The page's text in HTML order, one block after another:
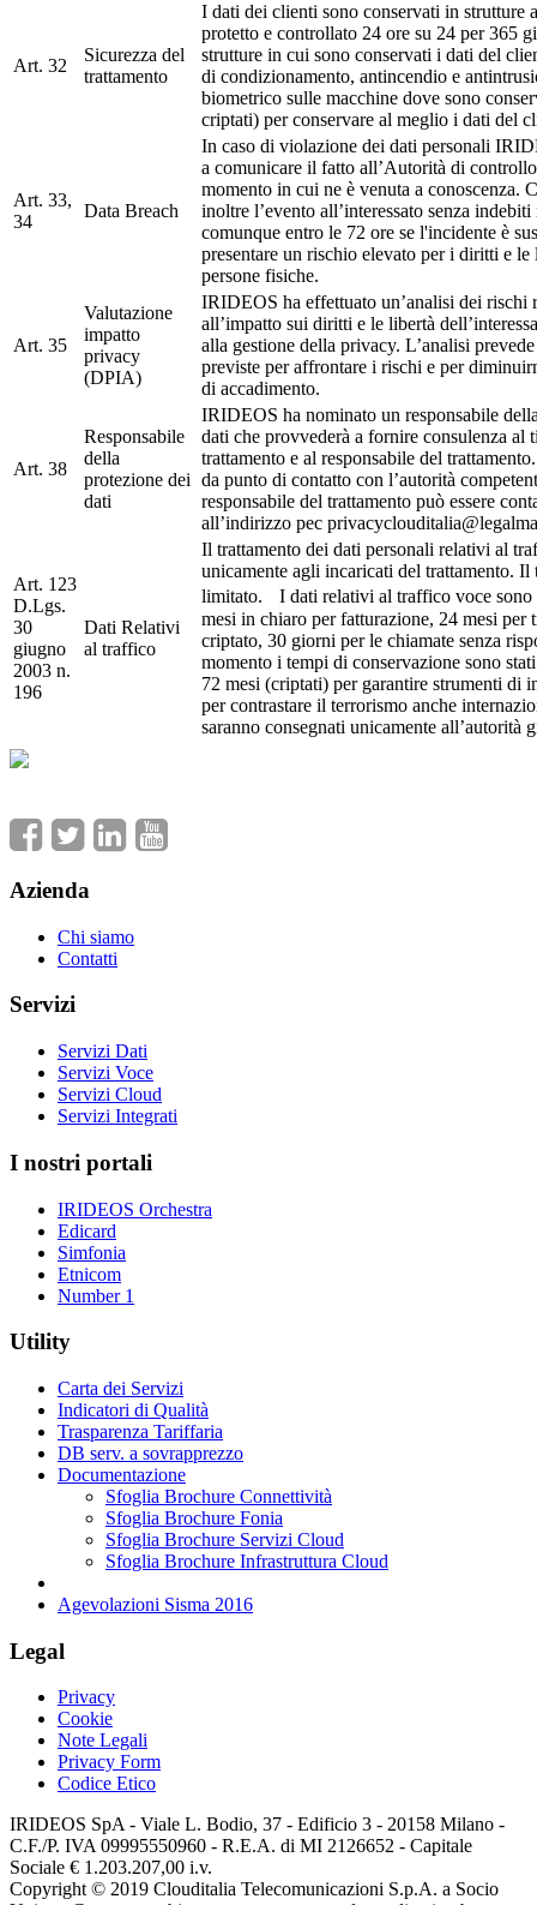
Art. 32
Sicurezza del
trattamento
I dati dei clienti sono conservati in strutture
protetto e controllato 24 ore su 24 per 365
strutture in cui sono conservati i dati del
di condizionamento, antincendio e
biometrico sulle macchine dove sono
criptati) per conservare al meglio i dati del
Art. 33,
34
Data Breach
In caso di violazione dei dati personali
a comunicare il fatto all’Autorità di
momento in cui ne è venuta a conoscenza.
inoltre l’evento all’interessato senza
comunque entro le 72 ore se l'incidente è
presentare un rischio elevato per i diritti e le
persone fisiche.
Art. 35
Valutazione
impatto
privacy
(DPIA)
IRIDEOS ha effettuato un’analisi dei rischi
all’impatto sui diritti e le libertà
alla gestione della privacy. L’analisi
previste per affrontare i rischi e per
di accadimento.
Art. 38
Responsabile
della
protezione dei
dati
IRIDEOS ha nominato un responsabile
dati che provvederà a fornire consulenza al
trattamento e al responsabile del
da punto di contatto con l’autorità
responsabile del trattamento può essere
all’indirizzo pec
Art. 123
D.Lgs.
30
giugno
2003 n.
196
Dati Relativi
al traffico
Il trattamento dei dati personali relativi al
unicamente agli incaricati del trattamento. Il
limitato. I dati relativi al traffico voce sono
mesi in chiaro per fatturazione, 24 mesi per
criptato, 30 giorni per le chiamate senza
momento i tempi di conservazione sono
72 mesi (criptati) per garantire strumenti di
per contrastare il terrorismo anche
saranno consegnati unicamente all’autorità
Azienda
Chi siamo
Contatti
Servizi
Servizi Dati
Servizi Voce
Servizi Cloud
Servizi Integrati
I nostri portali
IRIDEOS Orchestra
Edicard
Simfonia
Etnicom
Number 1
Utility
Carta dei Servizi
Indicatori di Qualità
Trasparenza Tariffaria
DB serv. a sovrapprezzo
Documentazione
Sfoglia Brochure Connettività
Sfoglia Brochure Fonia
Sfoglia Brochure Servizi Cloud
Sfoglia Brochure Infrastruttura Cloud
Agevolazioni Sisma 2016
Legal
Privacy
Cookie
Note Legali
Privacy Form
Codice Etico
IRIDEOS SpA - Viale L. Bodio, 37 - Edificio 3 - 20158 Milano -
C.F./P. IVA 09995550960 - R.E.A. di MI 2126652 - Capitale
Sociale € 1.203.207,00 i.v.
Copyright © 2019 Clouditalia Telecomunicazioni S.p.A. a Socio